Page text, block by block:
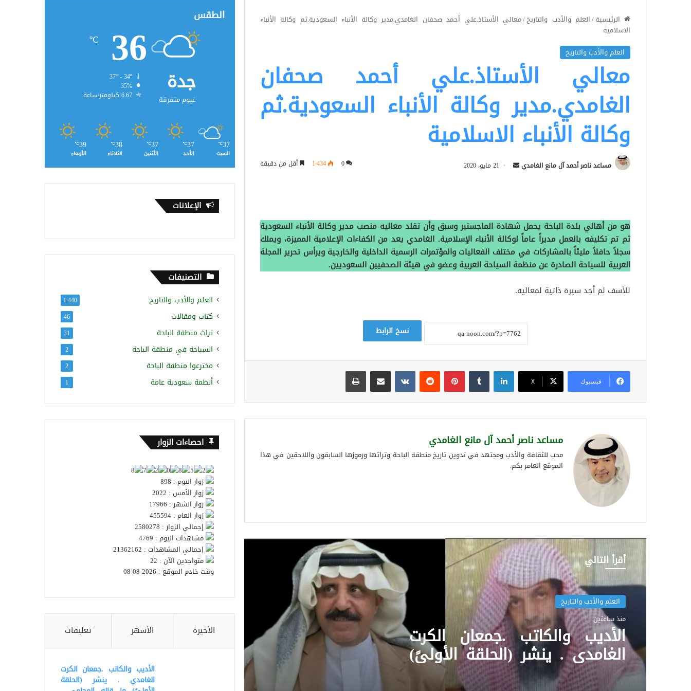
الرئيسية/العلم والأدب والتاريخ/معالي الأستاذ.علي أحمد صحفان الغامدي.مدير وكالة الأنباء السعودية.ثم وكالة الأنباء
الاسلامية
العلم والأدب والتاريخ
معالي الأستاذ.علي أحمد صحفان
الغامدي.مدير وكالة الأنباء السعودية.ثم
وكالة الأنباء الاسلامية
مساعد ناصر أحمد آل مانع الغامدي
أرسل 21 مايو، 2020 0 1٬434 أقل من دقيقة
هو من أهالي بلدة الباحة يحمل شهادة الماجستير وسبق وأن تقلد معاليه منصب مدير وكالة الأنباء السعودية
ثم تم تكليفه بالعمل مديراً عاماً لوكالة الأنباء الإسلامية. الغامدي يعد من الكفاءات الإعلامية المميزة، ويملك
سجلاً حافلاً مليئاً بالمشاركات في مختلف الفعاليات والمؤتمرات الرسمية الداخلية والخارجية ويرأس تحرير المجلة
العربية للسياحة الصادرة عن منظمة السياحة العربية وعضو في هيئة الصحفيين السعوديين.
للأسف لم أجد سيرة ذاتية لمعاليه.
نسخ الرابط
فيسبوك ‫X
لينكدإن بينتيريست مشاركة عبر البريد طباعة
مساعد ناصر أحمد آل مانع الغامدي
محب للثقافة والأدب ومجتهد في تدوين تاريخ منطقة الباحة وتراثها ورموزها السابقون واللاحقين في هذا
الموقع العامر بكم.
أقرأ التالي
العلم والأدب والتاريخ
منذ ساعتين
الأديب والكاتب .جمعان الكرت
الغامدي . ينشر (الحلقة الأولىً)
ما قاله المحامي . محمد مصلح
اسمها في دواوين الخلافة”
تعليم المنطقة الشرقية، حصل على أفضل
باحث وأفضل مشروع على مستوى العالم
من بين 1700 طالب في آيسف الدولي
لعام 2022م.
الأستاذ القدير . محمد آل خير الغامدي ,
ود. أحمد بن محمد سالم الغامدي وأخونا
الغالي . سالم الحسن الأبلجي الغامدي
مؤسس قروب تاريخ غامد ووثائقهم
بالواتساب . وله حساب بـ اكس. دار بينهم
ثناء أساتذة كبار أبهجني فنقلته هنا.
الشاعر السعودي المحبوب . مجدي شافعي
. ابن صبيا يجيد كل أغراض الشعر لكنه
يميل للغزلي . والحقيقة أن منطقة جازان
مليئة بالعلماء والأدباء والكتاب والشعراء
المتميزون .
الكاتب المتميز . حسن أحمد الصغير . أتحفنا
بمقاله (السياحة في الباحة…غير ) وهو
مقال يستحق القراءة والإشادة.
الطقس
جدة
غيوم متفرقة
36
℃
35%
6.67 كيلومتر/ساعة
37
℃
السبت
37
℃
الأحد
37
℃
الأثنين
38
℃
الثلاثاء
39
℃
الأربعاء
الإعلانات
التصنيفات
العلم والأدب والتاريخ 1٬440
كتاب ومقالات 46
تراث منطقة الباحة 31
السياحة في منطقة الباحة 2
مخترعوا منطقة الباحة 2
أنظمة سعودية عامة 1
احصاءات الزوار
زوار اليوم : 898
زوار الأمس : 2022
زوار الشهر : 17966
زوار العام : 455594
إجمالي الزوار : 2580278
مشاهدات اليوم : 4769
إجمالي المشاهدات : 21362162
متواجدين الآن : 22
وقت خادم الموقع : 2026-08-08
الأخيرة الأشهر تعليقات
الأديب والكاتب .جمعان الكرت
الغامدي . ينشر (الحلقة